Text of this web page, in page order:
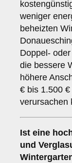
weniger
beheizten
Doppel-
die bessere
höhere
€ bis 1.500
verursachen
Ist eine
und